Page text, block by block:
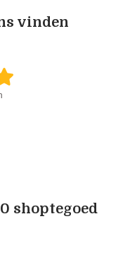
vinden
shoptegoed